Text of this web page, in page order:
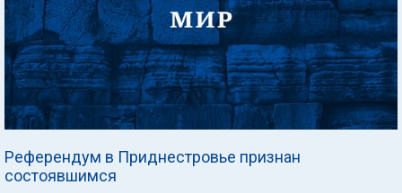
Референдум в Приднестровье признан
состоявшимся